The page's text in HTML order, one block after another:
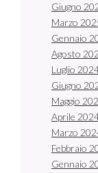
Giugno
Marzo
Gennaio
Agosto
Luglio
Giugno
Maggio
Aprile
Marzo
Febbraio
Gennaio